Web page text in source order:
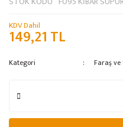
KDV Dahil
149,21 TL
Kategori Faraş